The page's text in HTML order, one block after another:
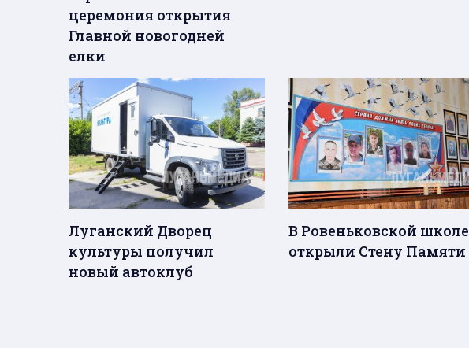
церемония открытия
Главной новогодней
елки
Луганский Дворец
культуры получил
новый автоклуб
В Ровеньковской школе
открыли Стену Памяти